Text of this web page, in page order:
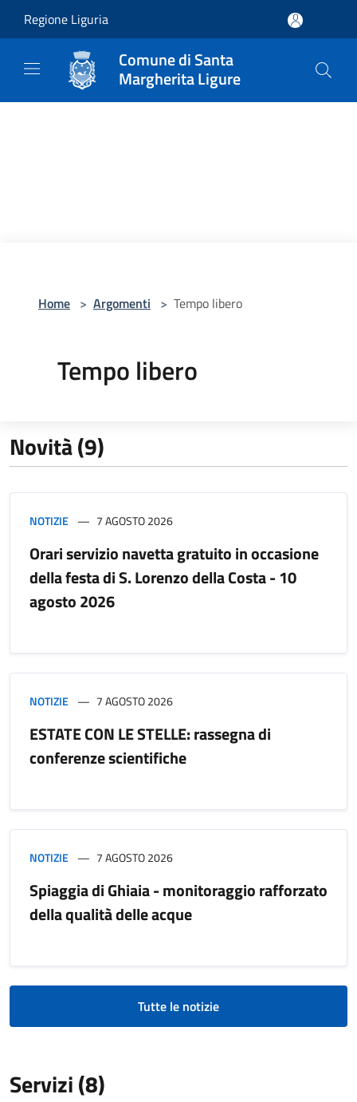
Regione Liguria
Comune di Santa
Margherita Ligure
Home > Argomenti > Tempo libero
Tempo libero
Novità (9)
NOTIZIE 7 AGOSTO 2026
Orari servizio navetta gratuito in occasione
della festa di S. Lorenzo della Costa - 10
agosto 2026
NOTIZIE 7 AGOSTO 2026
ESTATE CON LE STELLE: rassegna di
conferenze scientifiche
NOTIZIE 7 AGOSTO 2026
Spiaggia di Ghiaia - monitoraggio rafforzato
della qualità delle acque
Tutte le notizie
Servizi (8)